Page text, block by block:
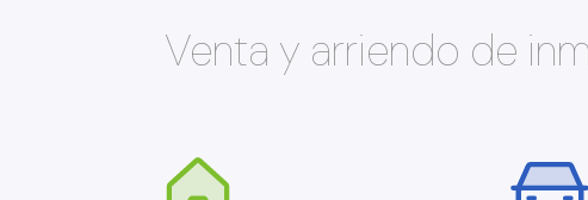
Venta y arriendo de